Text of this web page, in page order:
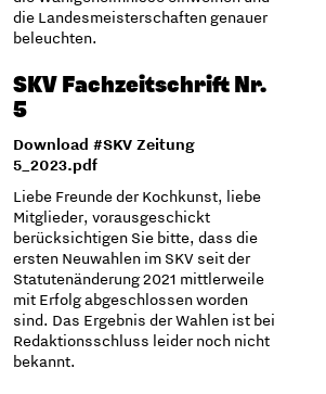
die Landesmeisterschaften genauer
beleuchten.
SKV Fachzeitschrift Nr.
5
Download #SKV Zeitung
5_2023.pdf
Liebe Freunde der Kochkunst, liebe
Mitglieder, vorausgeschickt
berücksichtigen Sie bitte, dass die
ersten Neuwahlen im SKV seit der
Statutenänderung 2021 mittlerweile
mit Erfolg abgeschlossen worden
sind. Das Ergebnis der Wahlen ist bei
Redaktionsschluss leider noch nicht
bekannt.